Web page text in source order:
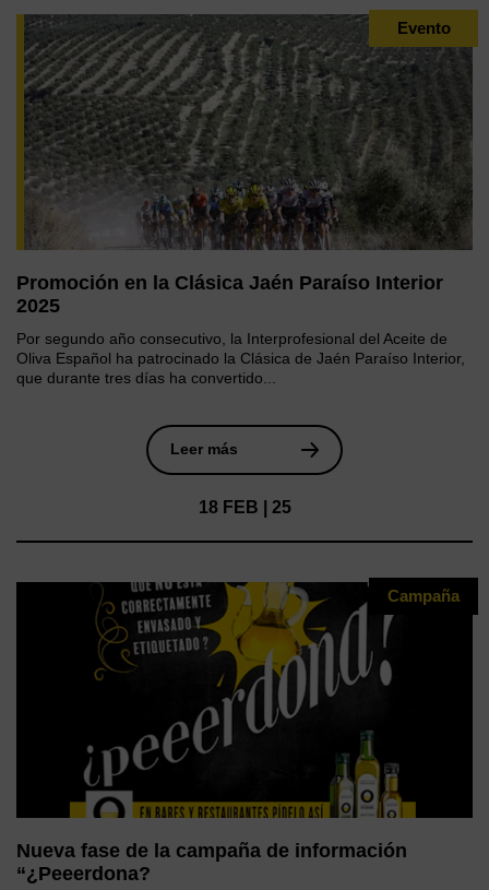
Evento
Promoción en la Clásica Jaén Paraíso Interior
2025
Por segundo año consecutivo, la Interprofesional del Aceite de
Oliva Español ha patrocinado la Clásica de Jaén Paraíso Interior,
que durante tres días ha convertido...
Leer más
18 FEB | 25
Campaña
Nueva fase de la campaña de información
“¿Peeerdona?